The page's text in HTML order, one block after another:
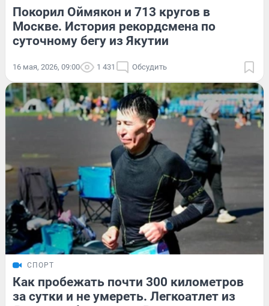
Покорил Оймякон и 713 кругов в
Москве. История рекордсмена по
суточному бегу из Якутии
16 мая, 2026, 09:00 1 431 Обсудить
СПОРТ
Как пробежать почти 300 километров
за сутки и не умереть. Легкоатлет из